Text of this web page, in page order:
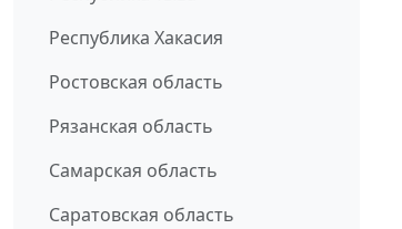
Республика Хакасия
Ростовская область
Рязанская область
Самарская область
Саратовская область